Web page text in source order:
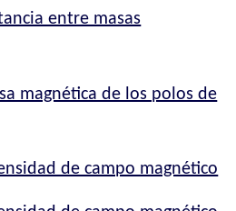
entre masas
magnética de los polos de
de campo magnético